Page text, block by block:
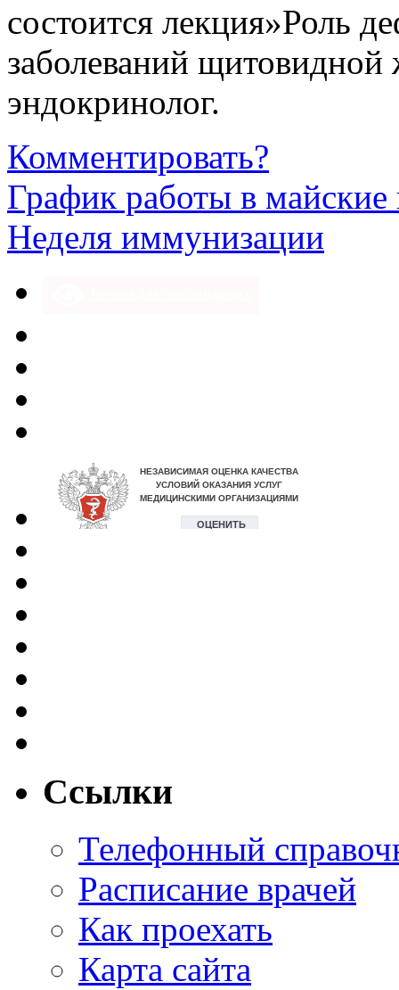
состоится лекция»Роль
заболеваний
эндокринолог.
Комментировать?
График работы в майские
Неделя иммунизации
Ссылки
Телефонный
Расписание врачей
Как проехать
Карта сайта